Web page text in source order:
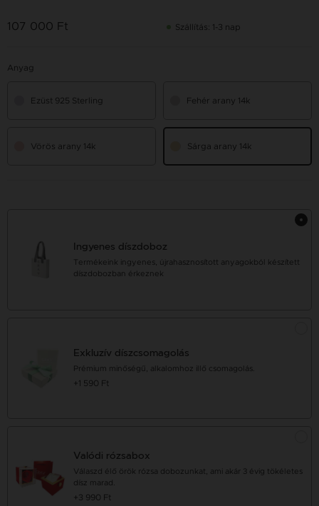
107 000 Ft Szállítás: 1-3 nap
Anyag
Ezüst 925 Sterling Fehér arany 14k
Vörös arany 14k Sárga arany 14k
Ingyenes díszdoboz
Termékeink ingyenes, újrahasznosított anyagokból készített
díszdobozban érkeznek
Exkluzív díszcsomagolás
Prémium minőségű, alkalomhoz illő csomagolás.
+1 590 Ft
Valódi rózsabox
Válaszd élő örök rózsa dobozunkat, ami akár 3 évig tökéletes
dísz marad.
+3 990 Ft